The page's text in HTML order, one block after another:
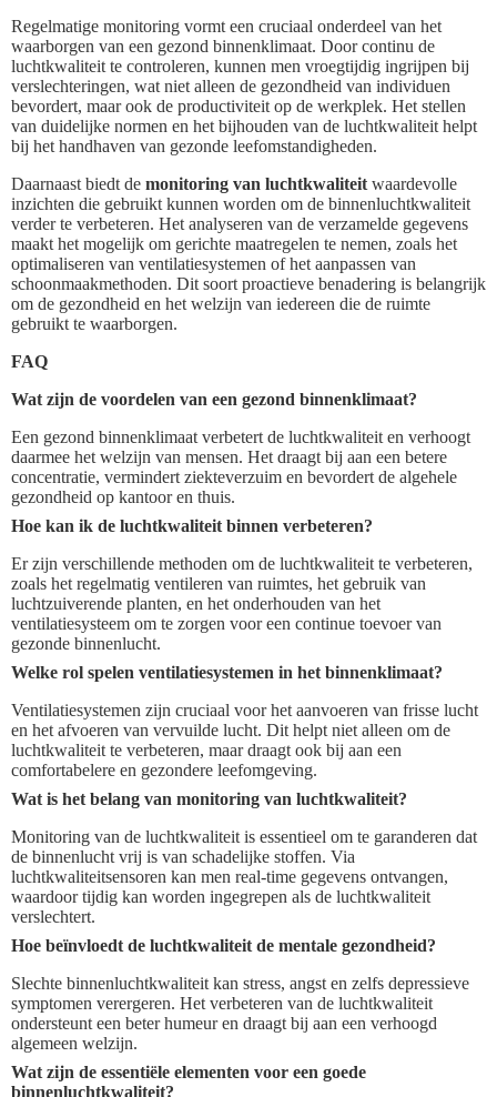
Regelmatige monitoring vormt een cruciaal onderdeel van het
waarborgen van een gezond binnenklimaat. Door continu de
luchtkwaliteit te controleren, kunnen men vroegtijdig ingrijpen bij
verslechteringen, wat niet alleen de gezondheid van individuen
bevordert, maar ook de productiviteit op de werkplek. Het stellen
van duidelijke normen en het bijhouden van de luchtkwaliteit helpt
bij het handhaven van gezonde leefomstandigheden.
Daarnaast biedt de monitoring van luchtkwaliteit waardevolle
inzichten die gebruikt kunnen worden om de binnenluchtkwaliteit
verder te verbeteren. Het analyseren van de verzamelde gegevens
maakt het mogelijk om gerichte maatregelen te nemen, zoals het
optimaliseren van ventilatiesystemen of het aanpassen van
schoonmaakmethoden. Dit soort proactieve benadering is belangrijk
om de gezondheid en het welzijn van iedereen die de ruimte
gebruikt te waarborgen.
FAQ
Wat zijn de voordelen van een gezond binnenklimaat?
Een gezond binnenklimaat verbetert de luchtkwaliteit en verhoogt
daarmee het welzijn van mensen. Het draagt bij aan een betere
concentratie, vermindert ziekteverzuim en bevordert de algehele
gezondheid op kantoor en thuis.
Hoe kan ik de luchtkwaliteit binnen verbeteren?
Er zijn verschillende methoden om de luchtkwaliteit te verbeteren,
zoals het regelmatig ventileren van ruimtes, het gebruik van
luchtzuiverende planten, en het onderhouden van het
ventilatiesysteem om te zorgen voor een continue toevoer van
gezonde binnenlucht.
Welke rol spelen ventilatiesystemen in het binnenklimaat?
Ventilatiesystemen zijn cruciaal voor het aanvoeren van frisse lucht
en het afvoeren van vervuilde lucht. Dit helpt niet alleen om de
luchtkwaliteit te verbeteren, maar draagt ook bij aan een
comfortabelere en gezondere leefomgeving.
Wat is het belang van monitoring van luchtkwaliteit?
Monitoring van de luchtkwaliteit is essentieel om te garanderen dat
de binnenlucht vrij is van schadelijke stoffen. Via
luchtkwaliteitsensoren kan men real-time gegevens ontvangen,
waardoor tijdig kan worden ingegrepen als de luchtkwaliteit
verslechtert.
Hoe beïnvloedt de luchtkwaliteit de mentale gezondheid?
Slechte binnenluchtkwaliteit kan stress, angst en zelfs depressieve
symptomen verergeren. Het verbeteren van de luchtkwaliteit
ondersteunt een beter humeur en draagt bij aan een verhoogd
algemeen welzijn.
Wat zijn de essentiële elementen voor een goede
binnenluchtkwaliteit?